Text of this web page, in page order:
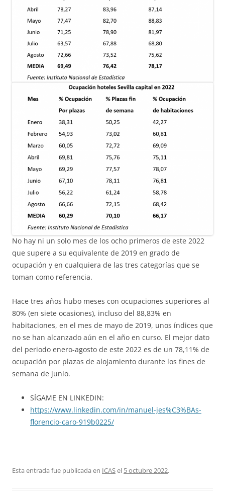
No hay ni un solo mes de los ocho primeros de este 2022
que supere a su equivalente de 2019 en grado de
ocupación y en cualquiera de las tres categorías que se
toman como referencia.
Hace tres años hubo meses con ocupaciones superiores al
80% (en siete ocasiones), incluso del 88,83% en
habitaciones, en el mes de mayo de 2019, unos índices que
no se han alcanzado aún en el año en curso. El mejor dato
del periodo enero-agosto de este 2022 es de un 78,11% de
ocupación por plazas de alojamiento durante los fines de
semana de junio.
SÍGAME EN LINKEDIN:
https://www.linkedin.com/in/manuel-jes%C3%BAs-
florencio-caro-919b0225/
Esta entrada fue publicada en ICASel 5 octubre 2022.